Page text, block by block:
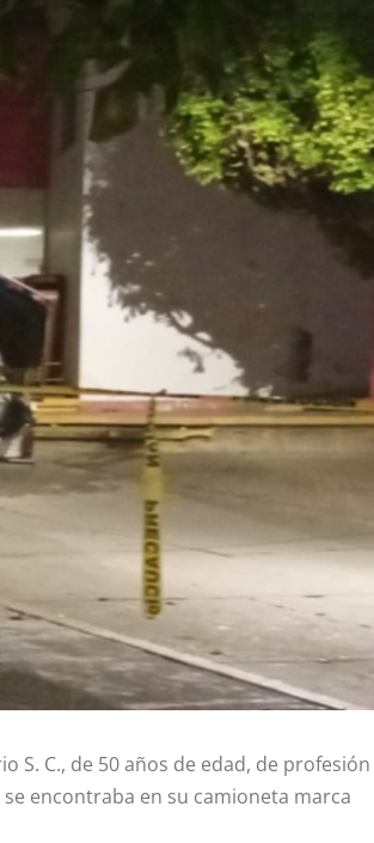
S. C., de 50 años de edad, de profesión
encontraba en su camioneta marca